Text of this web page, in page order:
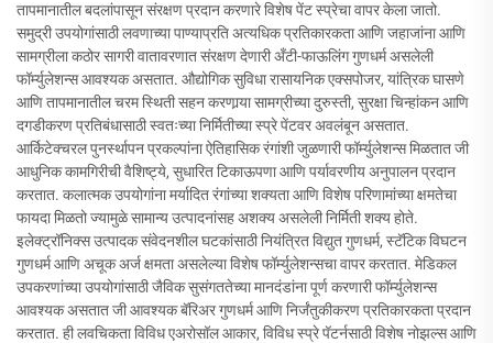
तापमानातील बदलांपासून संरक्षण प्रदान करणारे विशेष पेंट स्प्रेचा वापर केला जातो.
समुद्री उपयोगांसाठी लवणाच्या पाण्याप्रति अत्यधिक प्रतिकारकता आणि जहाजांना आणि
सामग्रीला कठोर सागरी वातावरणात संरक्षण देणारी अँटी-फाऊलिंग गुणधर्म असलेली
फॉर्म्युलेशन्स आवश्यक असतात. औद्योगिक सुविधा रासायनिक एक्सपोजर, यांत्रिक घासणे
आणि तापमानातील चरम स्थिती सहन करणार्‍या सामग्रीच्या दुरुस्ती, सुरक्षा चिन्हांकन आणि
दगडीकरण प्रतिबंधासाठी स्वतःच्या निर्मितीच्या स्प्रे पेंटवर अवलंबून असतात.
आर्किटेक्चरल पुनर्स्थापन प्रकल्पांना ऐतिहासिक रंगांशी जुळणारी फॉर्म्युलेशन्स मिळतात जी
आधुनिक कामगिरीची वैशिष्ट्ये, सुधारित टिकाऊपणा आणि पर्यावरणीय अनुपालन प्रदान
करतात. कलात्मक उपयोगांना मर्यादित रंगांच्या शक्यता आणि विशेष परिणामांच्या क्षमतेचा
फायदा मिळतो ज्यामुळे सामान्य उत्पादनांसह अशक्य असलेली निर्मिती शक्य होते.
इलेक्ट्रॉनिक्स उत्पादक संवेदनशील घटकांसाठी नियंत्रित विद्युत गुणधर्म, स्टॅटिक विघटन
गुणधर्म आणि अचूक अर्ज क्षमता असलेल्या विशेष फॉर्म्युलेशन्सचा वापर करतात. मेडिकल
उपकरणांच्या उपयोगांसाठी जैविक सुसंगततेच्या मानदंडांना पूर्ण करणारी फॉर्म्युलेशन्स
आवश्यक असतात जी आवश्यक बॅरिअर गुणधर्म आणि निर्जंतुकीकरण प्रतिकारकता प्रदान
करतात. ही लवचिकता विविध एअरोसॉल आकार, विविध स्प्रे पॅटर्नसाठी विशेष नोझल्स आणि